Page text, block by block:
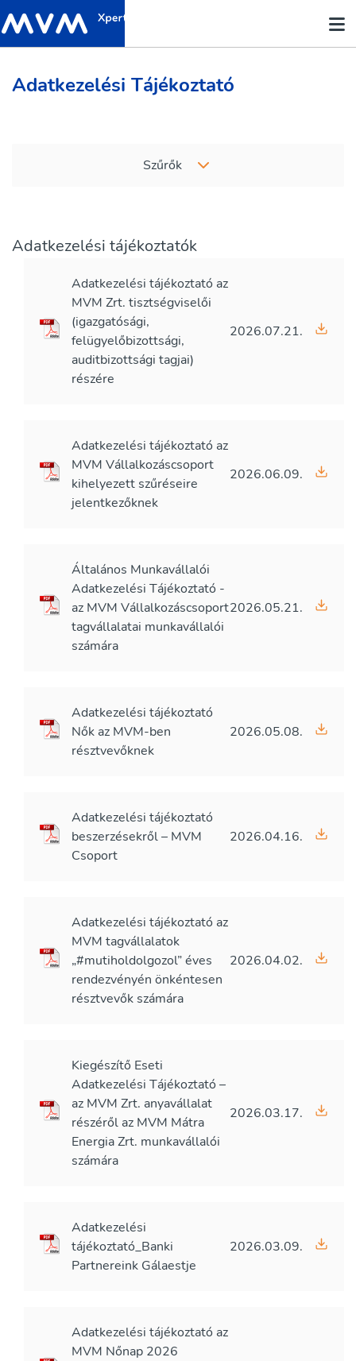
Adatkezelési Tájékoztató
Szűrők
Adatkezelési tájékoztatók
Adatkezelési tájékoztató az
MVM Zrt. tisztségviselői
(igazgatósági,
felügyelőbizottsági,
auditbizottsági tagjai)
részére
2026.07.21.
Adatkezelési tájékoztató az
MVM Vállalkozáscsoport
kihelyezett szűréseire
jelentkezőknek
2026.06.09.
Általános Munkavállalói
Adatkezelési Tájékoztató -
az MVM Vállalkozáscsoport
tagvállalatai munkavállalói
számára
2026.05.21.
Adatkezelési tájékoztató
Nők az MVM-ben
résztvevőknek
2026.05.08.
Adatkezelési tájékoztató
beszerzésekről – MVM
Csoport
2026.04.16.
Adatkezelési tájékoztató az
MVM tagvállalatok
„#mutiholdolgozol” éves
rendezvényén önkéntesen
résztvevők számára
2026.04.02.
Kiegészítő Eseti
Adatkezelési Tájékoztató –
az MVM Zrt. anyavállalat
részéről az MVM Mátra
Energia Zrt. munkavállalói
számára
2026.03.17.
Adatkezelési
tájékoztató_Banki
Partnereink Gálaestje
2026.03.09.
Adatkezelési tájékoztató az
MVM Nőnap 2026